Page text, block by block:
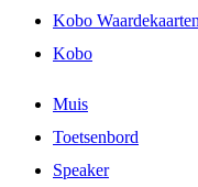
Kobo Waardekaarten
Kobo
Muis
Toetsenbord
Speaker